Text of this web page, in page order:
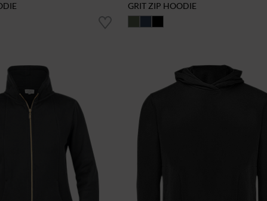
GRIT ZIP HOODIE